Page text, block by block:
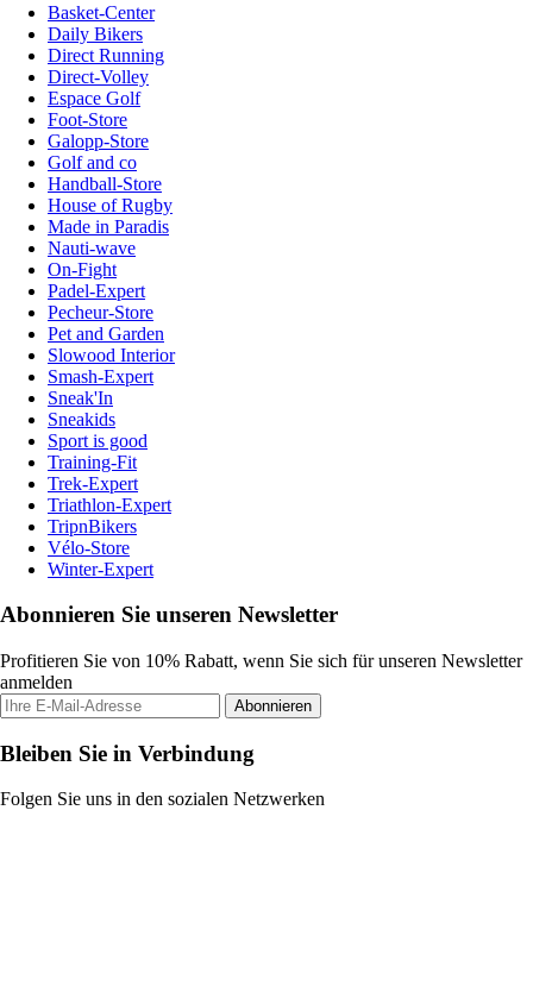
Basket-Center
Daily Bikers
Direct Running
Direct-Volley
Espace Golf
Foot-Store
Galopp-Store
Golf and co
Handball-Store
House of Rugby
Made in Paradis
Nauti-wave
On-Fight
Padel-Expert
Pecheur-Store
Pet and Garden
Slowood Interior
Smash-Expert
Sneak'In
Sneakids
Sport is good
Training-Fit
Trek-Expert
Triathlon-Expert
TripnBikers
Vélo-Store
Winter-Expert
Abonnieren Sie unseren Newsletter
Profitieren Sie von 10% Rabatt, wenn Sie sich für unseren Newsletter
anmelden
Abonnieren
Bleiben Sie in Verbindung
Folgen Sie uns in den sozialen Netzwerken